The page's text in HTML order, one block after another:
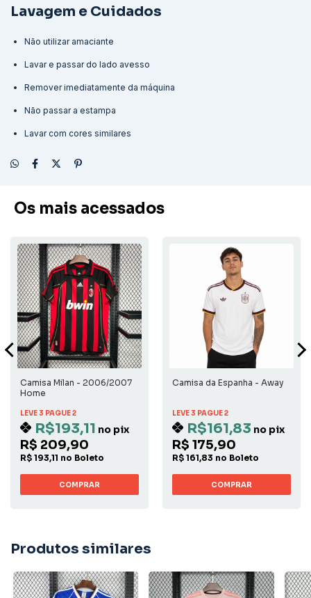
Lavagem e Cuidados
Não utilizar amaciante
Lavar e passar do lado avesso
Remover imediatamente da máquina
Não passar a estampa
Lavar com cores similares
Os mais acessados
Camisa Milan - 2006/2007
Home
LEVE 3 PAGUE 2
R$193,11 no pix
R$ 209,90
R$ 193,11 no Boleto
COMPRAR
Camisa da Espanha - Away
LEVE 3 PAGUE 2
R$161,83 no pix
R$ 175,90
R$ 161,83 no Boleto
COMPRAR
Produtos similares